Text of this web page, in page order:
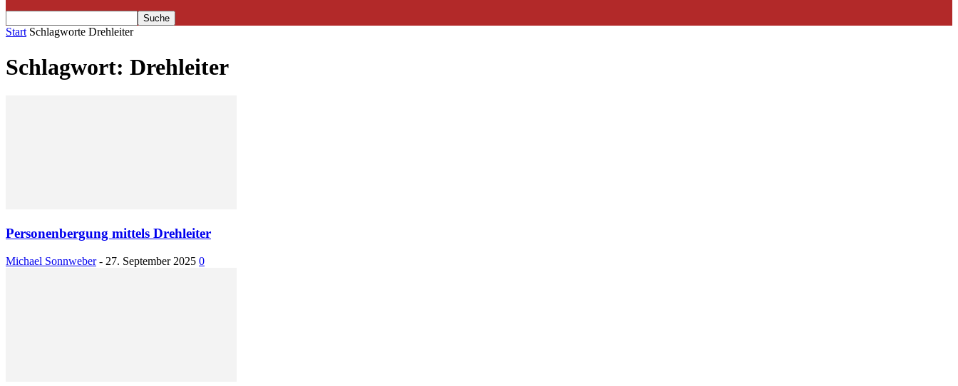
Start Schlagworte Drehleiter
Schlagwort: Drehleiter
Personenbergung mittels Drehleiter
Michael Sonnweber - 27. September 2025 0